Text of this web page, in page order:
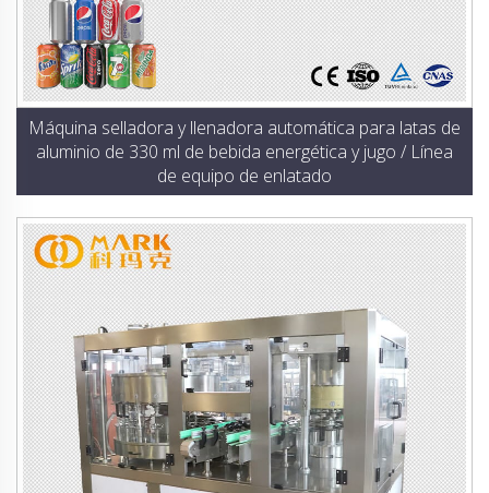
Máquina selladora y llenadora automática para latas de
aluminio de 330 ml de bebida energética y jugo / Línea
de equipo de enlatado